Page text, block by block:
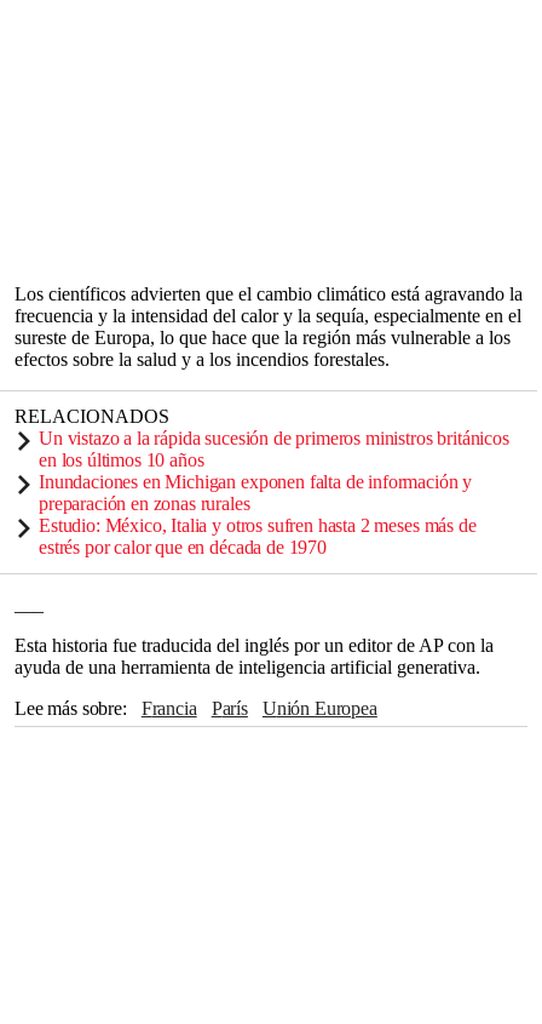
Los científicos advierten que el cambio climático está agravando la
frecuencia y la intensidad del calor y la sequía, especialmente en el
sureste de Europa, lo que hace que la región más vulnerable a los
efectos sobre la salud y a los incendios forestales.
RELACIONADOS
Un vistazo a la rápida sucesión de primeros ministros británicos
en los últimos 10 años
Inundaciones en Michigan exponen falta de información y
preparación en zonas rurales
Estudio: México, Italia y otros sufren hasta 2 meses más de
estrés por calor que en década de 1970
Esta historia fue traducida del inglés por un editor de AP con la
ayuda de una herramienta de inteligencia artificial generativa.
Lee más sobre
Francia París
Unión Europea